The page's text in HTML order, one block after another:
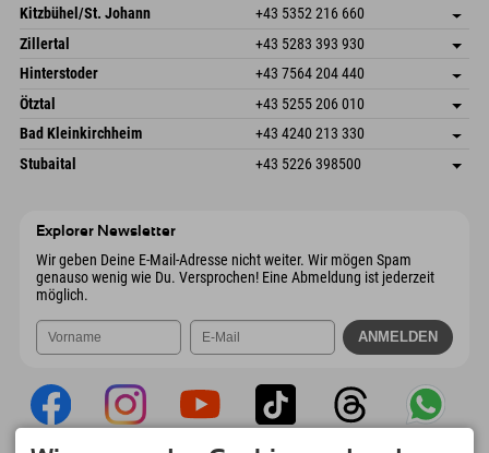
Dorfstr. 127b
6793 Gaschurn/Montafon
Österreich
Adresse speichern
Buchen
Kitzbühel/St. Johann +43 5352 216 660
Speckbacherstraße 87
Österreich
Adresse speichern
Buchen
Zillertal +43 5283 393 930
Schmiedau 2
Österreich
Adresse speichern
Buchen
Hinterstoder +43 7564 204 440
Freizeitpark 10
Österreich
Adresse speichern
Buchen
Ötztal +43 5255 206 010
Gscheat 14
Österreich
Adresse speichern
Buchen
Bad Kleinkirchheim +43 4240 213 330
Dorfstraße 24
Adresse speichern
Stubaital +43 5226 398500
Explorer Newsletter
Wir geben Deine E-Mail-Adresse nicht weiter. Wir mögen Spam
genauso wenig wie Du. Versprochen! Eine Abmeldung ist jederzeit
möglich.